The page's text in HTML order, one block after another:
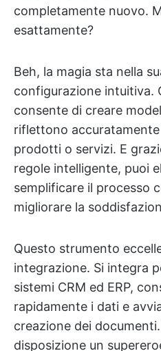
completamente nuovo.
esattamente?
Beh, la magia sta nella
configurazione intuitiva.
consente di creare
riflettono
prodotti o servizi. E
regole intelligente, puoi
semplificare il processo
migliorare la
Questo strumento
integrazione. Si integra
sistemi CRM ed ERP,
rapidamente i dati e
creazione dei
disposizione un